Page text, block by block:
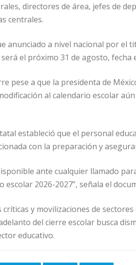
directores de área, jefes de
centrales.
anunciado a nivel nacional por el
el próximo 31 de agosto, fecha
pese a que la presidenta de
al calendario escolar
estableció que el personal
con la preparación y
ante cualquier llamado
2026-2027”, señala el
críticas y movilizaciones de
del cierre escolar busca
educativo.